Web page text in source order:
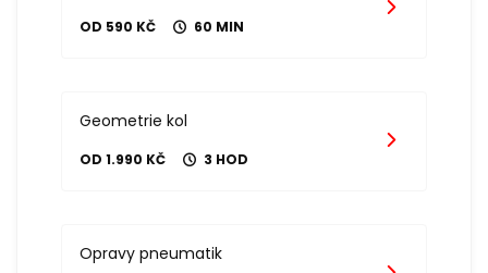
OD 590 KČ 60 MIN
Geometrie kol
OD 1.990 KČ 3 HOD
Opravy pneumatik